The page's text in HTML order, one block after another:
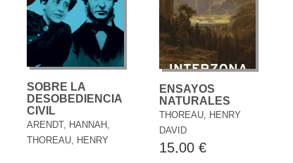
SOBRE LA
DESOBEDIENCIA
CIVIL
ARENDT, HANNAH,
THOREAU, HENRY
ENSAYOS
NATURALES
THOREAU, HENRY
DAVID
15,00 €